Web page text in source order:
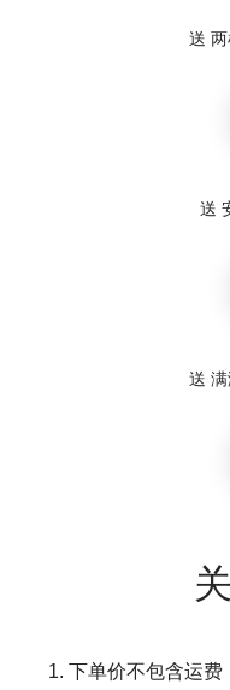
送
送
送
1. 下单价不包含运费